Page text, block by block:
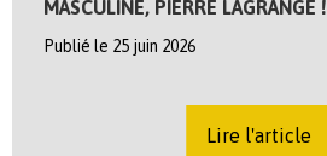
MASCULINE, PIERRE LAGRANGE !
Publié le 25 juin 2026
Lire l'article